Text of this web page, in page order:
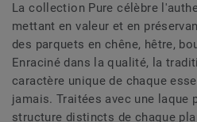
La collection Pure célèbre
mettant en valeur et en
des parquets en chêne, hêtre,
Enraciné dans la qualité, la
caractère unique de chaque
jamais. Traitées avec une laque
structure distincts de chaque